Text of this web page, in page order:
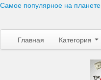
Самое популярное на планете
Главная Категория